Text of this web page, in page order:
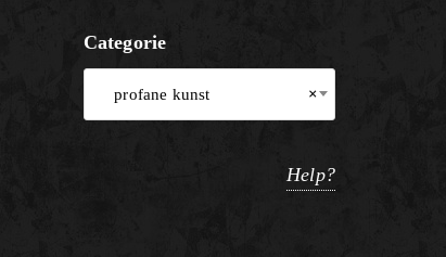
Categorie
×
profane kunst
Help?